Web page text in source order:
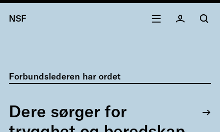
NSF
Forbundslederen har ordet
Dere sørger for